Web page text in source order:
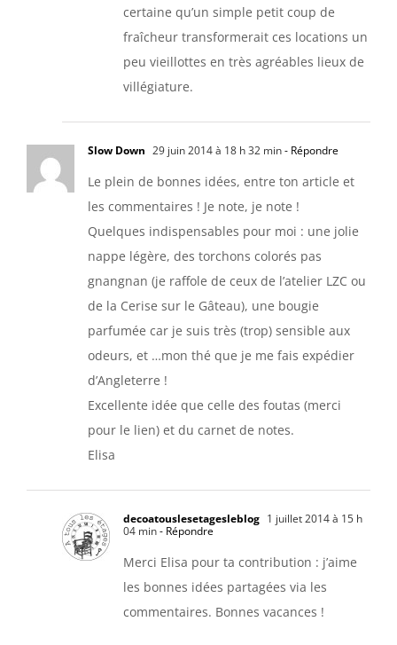
certaine qu’un simple petit coup de
fraîcheur transformerait ces locations un
peu vieillottes en très agréables lieux de
villégiature.
Slow Down 29 juin 2014 à 18 h 32 min- Répondre
Le plein de bonnes idées, entre ton article et
les commentaires ! Je note, je note !
Quelques indispensables pour moi : une jolie
nappe légère, des torchons colorés pas
gnangnan (je raffole de ceux de l’atelier LZC ou
de la Cerise sur le Gâteau), une bougie
parfumée car je suis très (trop) sensible aux
odeurs, et …mon thé que je me fais expédier
d’Angleterre !
Excellente idée que celle des foutas (merci
pour le lien) et du carnet de notes.
Elisa
decoatouslesetagesleblog 1 juillet 2014 à 15 h
04 min- Répondre
Merci Elisa pour ta contribution : j’aime
les bonnes idées partagées via les
commentaires. Bonnes vacances !